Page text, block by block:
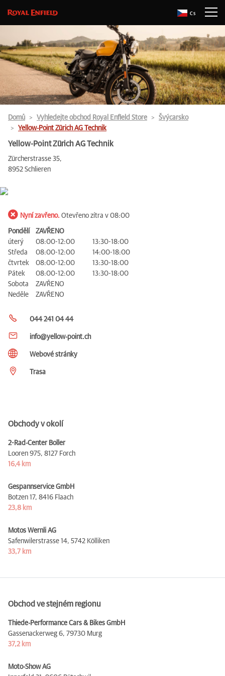
Cs
Domů Vyhledejte obchod Royal Enfield Store
Švýcarsko
Yellow-Point Zürich AG Technik
Yellow-Point Zürich AG Technik
Zürcherstrasse 35,
8952 Schlieren
Nyní zavřeno. Otevřeno zítra v 08:00
Pondělí
ZAVŘENO
úterý
08:00-12:00
13:30-18:00
Středa
08:00-12:00
14:00-18:00
čtvrtek
08:00-12:00
13:30-18:00
Pátek
08:00-12:00
13:30-18:00
Sobota
ZAVŘENO
Neděle
ZAVŘENO
044 241 04 44
info@yellow-point.ch
Webové stránky
Trasa
Obchody v okolí
2-Rad-Center Boller
Looren 975, 8127 Forch
16,4 km
Gespannservice GmbH
Botzen 17, 8416 Flaach
23,8 km
Motos Wernli AG
Safenwilerstrasse 14, 5742 Kölliken
33,7 km
Obchod ve stejném regionu
Thiede-Performance Cars & Bikes GmbH
Gassenackerweg 6, 79730 Murg
37,2 km
Moto-Show AG